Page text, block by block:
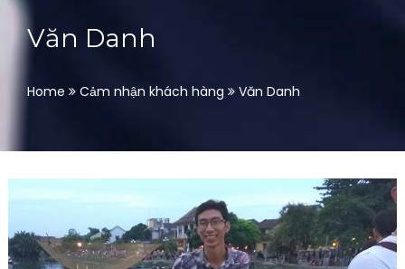
Văn Danh
Home Cảm nhận khách hàng Văn Danh